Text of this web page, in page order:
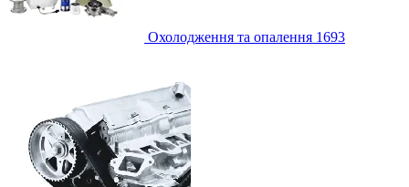
Охолодження та опалення 1693